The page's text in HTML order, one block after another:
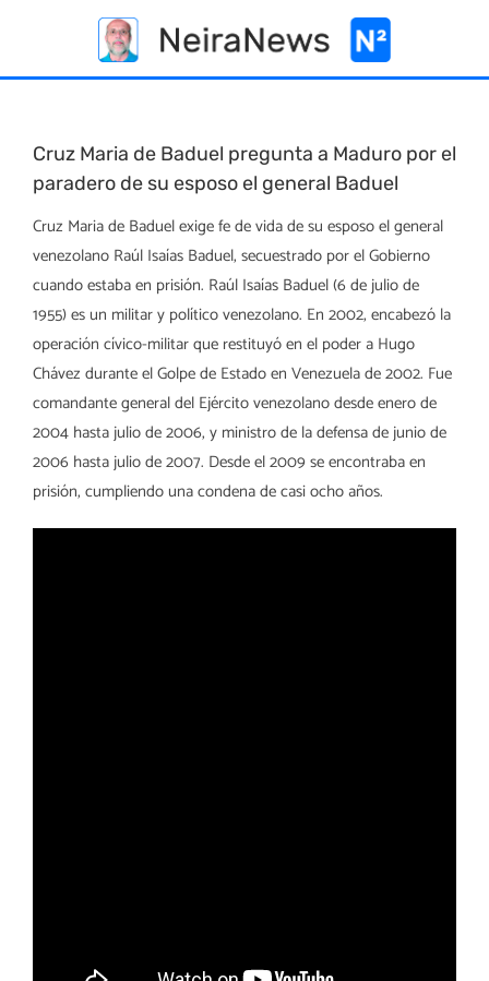
content
Cruz Maria de Baduel pregunta a Maduro por el
paradero de su esposo el general Baduel
Cruz Maria de Baduel exige fe de vida de su esposo el general
venezolano Raúl Isaías Baduel, secuestrado por el Gobierno
cuando estaba en prisión. Raúl Isaías Baduel (6 de julio de
1955) es un militar y político venezolano. En 2002, encabezó la
operación cívico-militar que restituyó en el poder a Hugo
Chávez durante el Golpe de Estado en Venezuela de 2002. Fue
comandante general del Ejército venezolano desde enero de
2004 hasta julio de 2006, y ministro de la defensa de junio de
2006 hasta julio de 2007. Desde el 2009 se encontraba en
prisión, cumpliendo una condena de casi ocho años.